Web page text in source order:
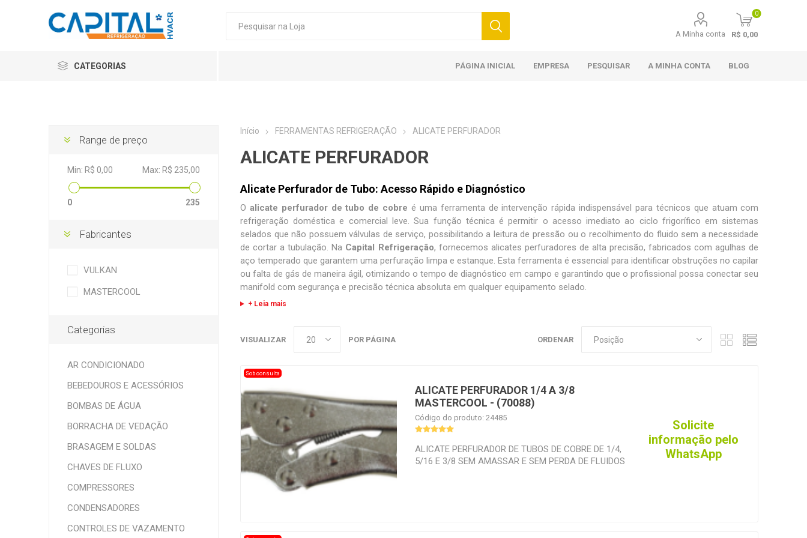
A Minha conta
0
R$ 0,00
CATEGORIAS PÁGINA INICIAL EMPRESA PESQUISAR A MINHA CONTA BLOG
Início FERRAMENTAS REFRIGERAÇÃO ALICATE PERFURADOR
ALICATE PERFURADOR
Alicate Perfurador de Tubo: Acesso Rápido e Diagnóstico
O alicate perfurador de tubo de cobre é uma ferramenta de intervenção rápida indispensável para técnicos que atuam com
refrigeração doméstica e comercial leve. Sua função técnica é permitir o acesso imediato ao ciclo frigorífico em sistemas
selados que não possuem válvulas de serviço, possibilitando a leitura de pressão ou o recolhimento do fluido sem a necessidade
de cortar a tubulação. Na Capital Refrigeração, fornecemos alicates perfuradores de alta precisão, fabricados com agulhas de
aço temperado que garantem uma perfuração limpa e estanque. Esta ferramenta é essencial para identificar obstruções no capilar
ou falta de gás de maneira ágil, otimizando o tempo de diagnóstico em campo e garantindo que o profissional possa conectar seu
manifold com segurança e precisão técnica absoluta em qualquer equipamento selado.
+ Leia mais
ORDENAR
VISUALIZAR POR PÁGINA
Sob consulta
ALICATE PERFURADOR 1/4 A 3/8
MASTERCOOL - (70088)
Código do produto: 24485
ALICATE PERFURADOR DE TUBOS DE COBRE DE 1/4,
5/16 E 3/8 SEM AMASSAR E SEM PERDA DE FLUIDOS
Solicite
informação pelo
WhatsApp
Range de preço
Min: R$ 0,00 Max: R$ 235,00
0 235
Fabricantes
VULKAN
MASTERCOOL
Categorias
AR CONDICIONADO
BEBEDOUROS E ACESSÓRIOS
BOMBAS DE ÁGUA
BORRACHA DE VEDAÇÃO
BRASAGEM E SOLDAS
CHAVES DE FLUXO
COMPRESSORES
CONDENSADORES
CONTROLES DE VAZAMENTO